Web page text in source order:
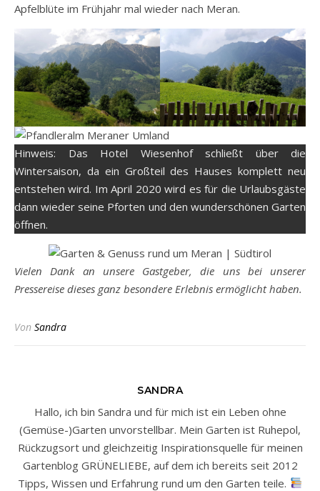
Apfelblüte im Frühjahr mal wieder nach Meran.
Hinweis: Das Hotel Wiesenhof schließt über die
Wintersaison, da ein Großteil des Hauses komplett neu
entstehen wird. Im April 2020 wird es für die Urlaubsgäste
dann wieder seine Pforten und den wunderschönen Garten
öffnen.
Vielen Dank an unsere Gastgeber, die uns bei unserer
Pressereise dieses ganz besondere Erlebnis ermöglicht haben.
Von Sandra
SANDRA
Hallo, ich bin Sandra und für mich ist ein Leben ohne
(Gemüse-)Garten unvorstellbar. Mein Garten ist Ruhepol,
Rückzugsort und gleichzeitig Inspirationsquelle für meinen
Gartenblog GRÜNELIEBE, auf dem ich bereits seit 2012
Tipps, Wissen und Erfahrung rund um den Garten teile.